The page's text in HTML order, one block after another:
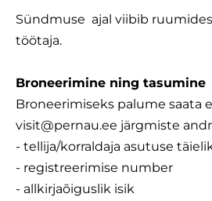
Sündmuse ajal viibib
töötaja.
Broneerimine ning tasumine
Broneerimiseks palume saata
visit@pernau.ee järgmiste
- tellija/korraldaja asutuse
- registreerimise number
- allkirjaõiguslik isik